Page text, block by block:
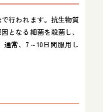
行われます。抗生物質
となる細菌を殺菌し、
常、7～10日間服用し